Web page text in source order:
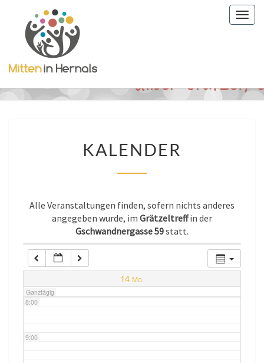
KALENDER
Alle Veranstaltungen finden, sofern nichts anderes
angegeben wurde, im Grätzeltreffin der
Gschwandnergasse 59statt.
14 Mo.
Ganztägig
0:00
1:00
2:00
7:00
8:00
9:00